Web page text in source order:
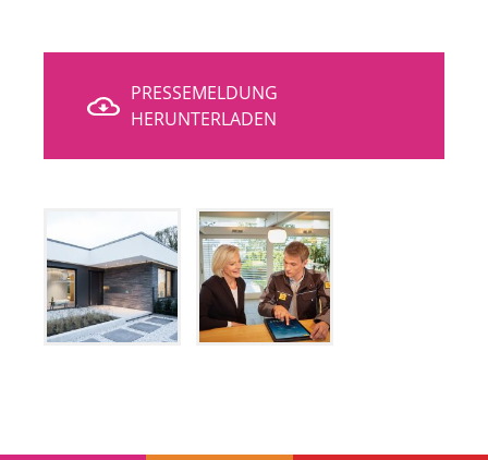
PRESSEMELDUNG
HERUNTERLADEN